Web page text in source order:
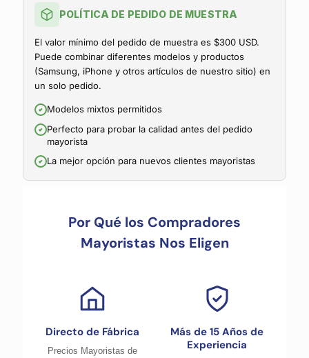
POLÍTICA DE PEDIDO DE MUESTRA
El valor mínimo del pedido de muestra es $300 USD.
Puede combinar diferentes modelos y productos
(Samsung, iPhone y otros artículos de nuestro sitio) en
un solo pedido.
Modelos mixtos permitidos
Perfecto para probar la calidad antes del pedido
mayorista
La mejor opción para nuevos clientes mayoristas
Por Qué los Compradores
Mayoristas Nos Eligen
Directo de Fábrica
Precios Mayoristas de
Más de 15 Años de
Experiencia